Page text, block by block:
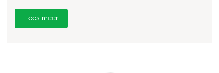
Lees meer